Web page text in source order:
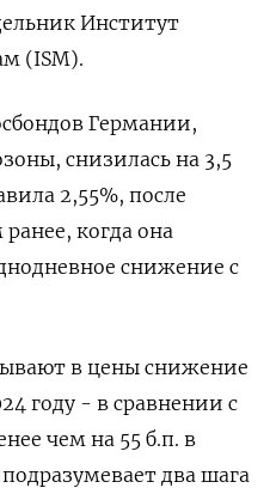
Институт
(ISM).
Германии,
снизилась на 3,5
2,55%, после
когда она
снижение с
в цены снижение
году - в сравнении с
чем на 55 б.п. в
два шага